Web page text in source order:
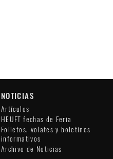
NOTICIAS
Artículos
HEUFT fechas de Feria
Folletos, volates y boletines
informativos
Archivo de Noticias